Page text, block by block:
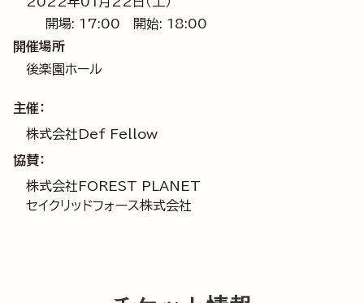
開場: 17:00
開始: 18:00
開催場所
後楽園ホール
主催：
株式会社Def Fellow
協賛：
株式会社FOREST PLANET
セイクリッドフォース株式会社